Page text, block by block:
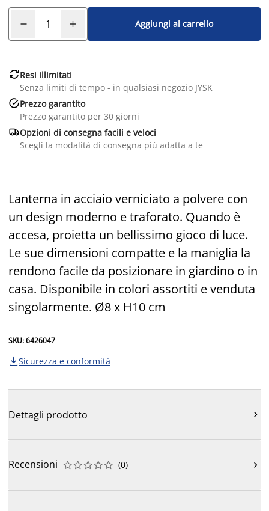
Aggiungi al carrello
Resi illimitati
Senza limiti di tempo - in qualsiasi negozio JYSK
Prezzo garantito
Prezzo garantito per 30 giorni
Opzioni di consegna facili e veloci
Scegli la modalità di consegna più adatta a te
Lanterna in acciaio verniciato a polvere con
un design moderno e traforato. Quando è
accesa, proietta un bellissimo gioco di luce.
Le sue dimensioni compatte e la maniglia la
rendono facile da posizionare in giardino o in
casa. Disponibile in colori assortiti e venduta
singolarmente. Ø8 x H10 cm
SKU: 6426047
 Sicurezza e conformità
Dettagli prodotto 
Recensioni 




 (0) 